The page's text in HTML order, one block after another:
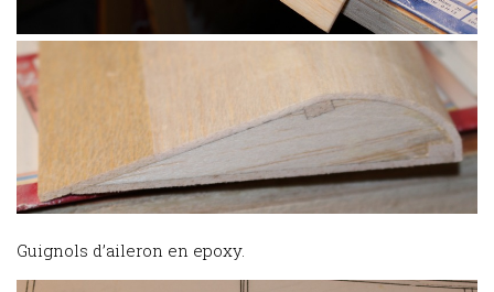
Guignols d’aileron en epoxy.